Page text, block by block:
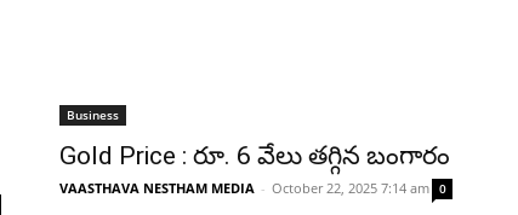
Business
Gold Price : రూ. 6 వేలు త‌గ్గిన బంగారం
VAASTHAVA NESTHAM MEDIA - October 22, 2025 7:14 am 0